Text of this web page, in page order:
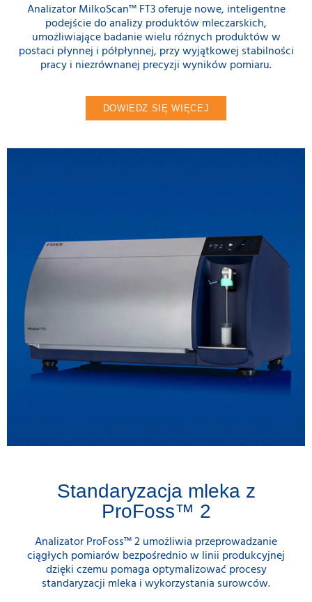
Analizator MilkoScan™ FT3 oferuje nowe, inteligentne
podejście do analizy produktów mleczarskich,
umożliwiające badanie wielu różnych produktów w
postaci płynnej i półpłynnej, przy wyjątkowej stabilności
pracy i niezrównanej precyzji wyników pomiaru.
DOWIEDZ SIĘ WIĘCEJ
Standaryzacja mleka z
ProFoss™ 2
Analizator ProFoss™ 2 umożliwia przeprowadzanie
ciągłych pomiarów bezpośrednio w linii produkcyjnej
dzięki czemu pomaga optymalizować procesy
standaryzacji mleka i wykorzystania surowców.